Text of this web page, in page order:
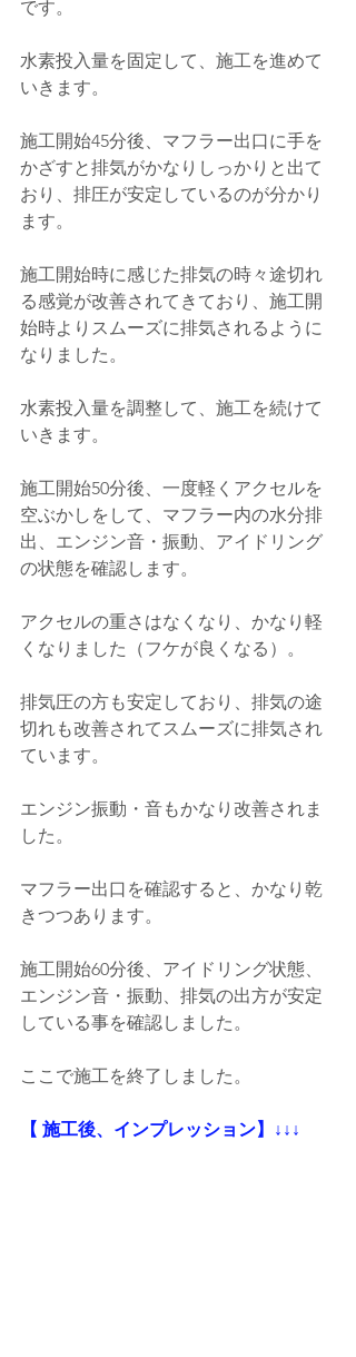
です。
水素投入量を固定して、施工を進めて
いきます。
施工開始45分後、マフラー出口に手を
かざすと排気がかなりしっかりと出て
おり、排圧が安定しているのが分かり
ます。
施工開始時に感じた排気の時々途切れ
る感覚が改善されてきており、施工開
始時よりスムーズに排気されるように
なりました。
水素投入量を調整して、施工を続けて
いきます。
施工開始50分後、一度軽くアクセルを
空ぶかしをして、マフラー内の水分排
出、エンジン音・振動、アイドリング
の状態を確認します。
アクセルの重さはなくなり、かなり軽
くなりました（フケが良くなる）。
排気圧の方も安定しており、排気の途
切れも改善されてスムーズに排気され
ています。
エンジン振動・音もかなり改善されま
した。
マフラー出口を確認すると、かなり乾
きつつあります。
施工開始60分後、アイドリング状態、
エンジン音・振動、排気の出方が安定
している事を確認しました。
ここで施工を終了しました。
【 施工後、インプレッション】↓↓↓